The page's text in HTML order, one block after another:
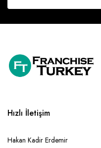
Hızlı İletişim
Hakan Kadir Erdemir